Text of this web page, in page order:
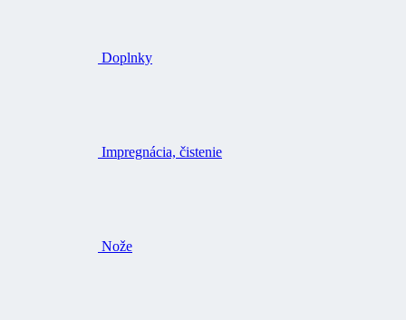
Doplnky
Impregnácia, čistenie
Nože